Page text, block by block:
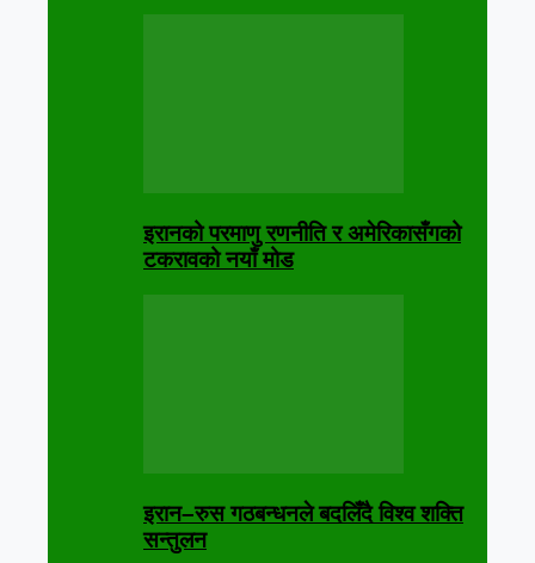
इरानको परमाणु रणनीति र अमेरिकासँगको
टकरावको नयाँ मोड
इरान–रुस गठबन्धनले बदलिँदै विश्व शक्ति
सन्तुलन